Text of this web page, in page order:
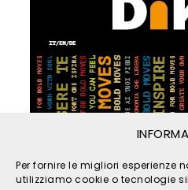
Per fornire le migliori esperienze
utilizziamo cookie o tecnologie